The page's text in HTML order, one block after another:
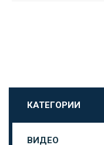
КАТЕГОРИИ
ВИДЕО